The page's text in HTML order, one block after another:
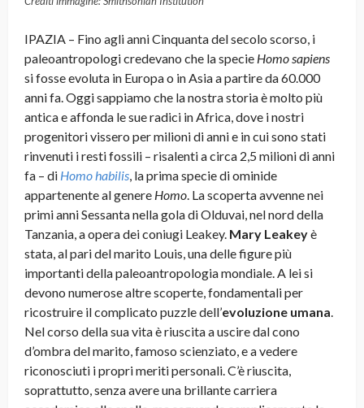
IPAZIA – Fino agli anni Cinquanta del secolo scorso, i
paleoantropologi credevano che la specie Homo sapiens
si fosse evoluta in Europa o in Asia a partire da 60.000
anni fa. Oggi sappiamo che la nostra storia è molto più
antica e affonda le sue radici in Africa, dove i nostri
progenitori vissero per milioni di anni e in cui sono stati
rinvenuti i resti fossili – risalenti a circa 2,5 milioni di anni
fa – di Homo habilis , la prima specie di ominide
appartenente al genere Homo . La scoperta avvenne nei
primi anni Sessanta nella gola di Olduvai, nel nord della
Tanzania, a opera dei coniugi Leakey. Mary Leakeyè
stata, al pari del marito Louis, una delle figure più
importanti della paleoantropologia mondiale. A lei si
devono numerose altre scoperte, fondamentali per
ricostruire il complicato puzzle dell’evoluzione umana
Nel corso della sua vita è riuscita a uscire dal cono
d’ombra del marito, famoso scienziato, e a vedere
riconosciuti i propri meriti personali. C’è riuscita,
soprattutto, senza avere una brillante carriera